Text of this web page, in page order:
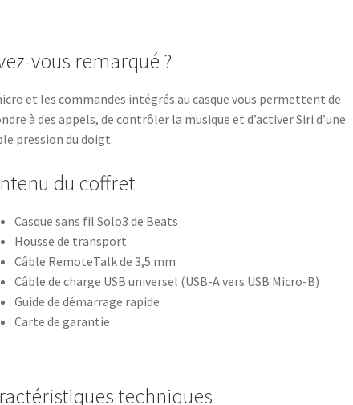
vous remarqué ?
et les commandes intégrés au casque vous permettent de
à des appels, de contrôler la musique et d’activer Siri d’une
pression du doigt.
du coffret
Casque sans fil Solo3 de Beats
Housse de transport
Câble RemoteTalk de 3,5 mm
Câble de charge USB universel (USB-A vers USB Micro-B)
Guide de démarrage rapide
Carte de garantie
techniques